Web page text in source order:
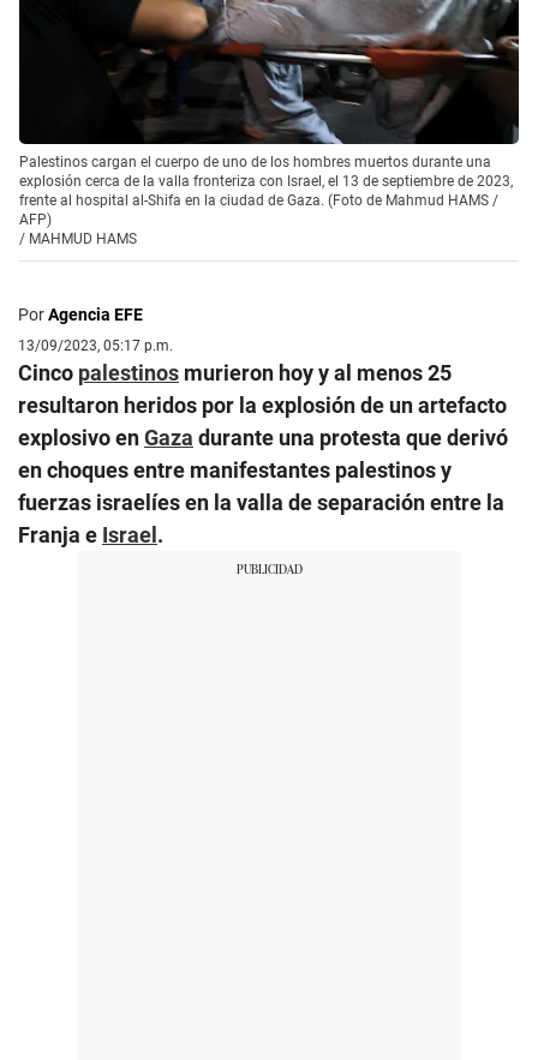
Palestinos cargan el cuerpo de uno de los hombres muertos durante una
explosión cerca de la valla fronteriza con Israel, el 13 de septiembre de 2023,
frente al hospital al-Shifa en la ciudad de Gaza. (Foto de Mahmud HAMS /
AFP)
/ MAHMUD HAMS
PorAgencia EFE
13/09/2023, 05:17 p.m.
Cinco palestinos murieron hoy y al menos 25
resultaron heridos por la explosión de un artefacto
explosivo enGaza durante una protesta que derivó
en choques entre manifestantes palestinos y
fuerzas israelíes en la valla de separación entre la
Franja e Israel.